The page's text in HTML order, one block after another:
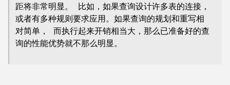
距将非常明显。 比如，如果查询设计许多表的连接，
或者有多种规则要求应用。如果查询的规划和重写相
对简单， 而执行起来开销相当大，那么已准备好的查
询的性能优势就不那么明显。